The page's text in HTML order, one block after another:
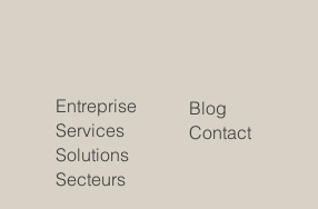
Entreprise
Services
Solutions
Secteurs
Blog
Contact